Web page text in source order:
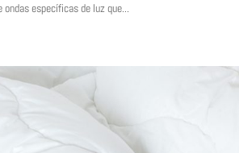
específicas de luz que...